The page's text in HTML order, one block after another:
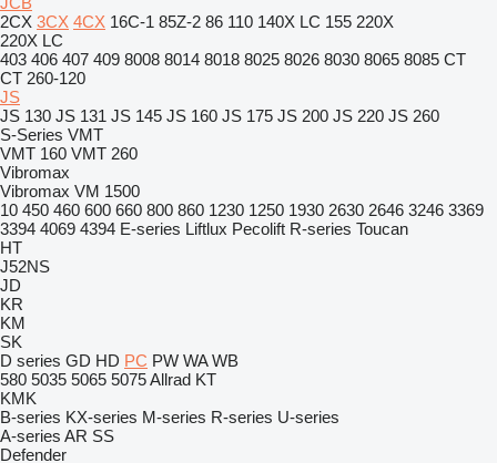
2CX 3CX 4CX 16C-1 85Z-2 86 110 140X LC 155 220X
220X LC
403 406 407 409 8008 8014 8018 8025 8026 8030 8065 8085 CT
CT 260-120
JS
JS 130 JS 131 JS 145 JS 160 JS 175 JS 200 JS 220 JS 260
S-Series VMT
VMT 160 VMT 260
Vibromax
Vibromax VM 1500
10 450 460 600 660 800 860 1230 1250 1930 2630 2646 3246 3369
3394 4069 4394 E-series Liftlux Pecolift R-series Toucan
HT
J52NS
JD
KR
KM
SK
D series GD HD PC PW WA WB
580 5035 5065 5075Allrad KT
KMK
B-series KX-series M-series R-series U-series
A-series AR SS
Defender